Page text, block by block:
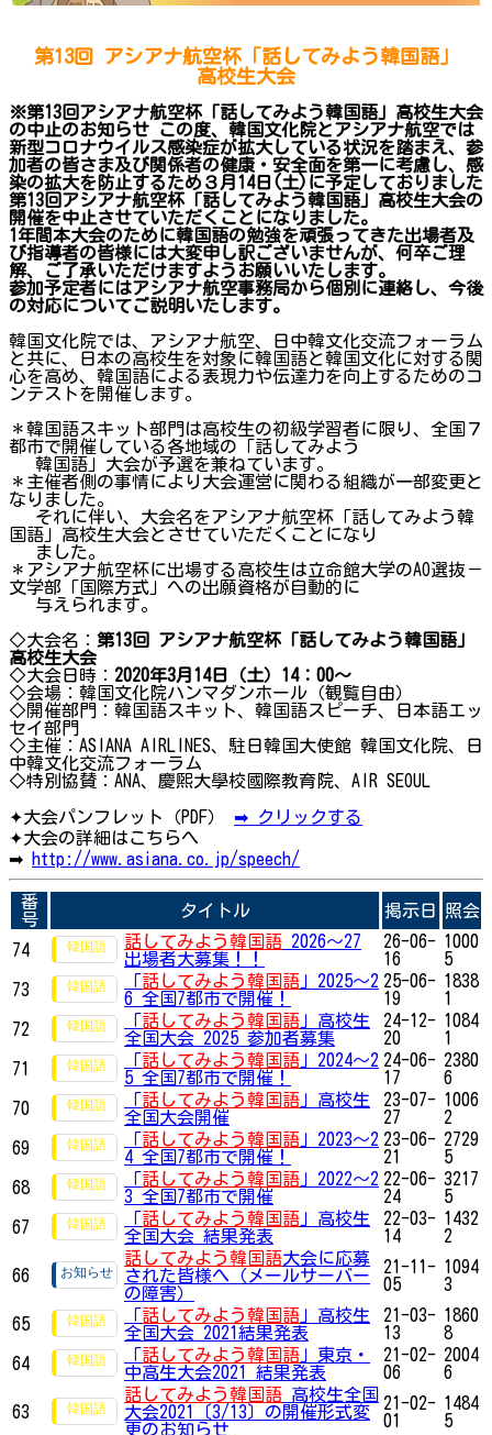
第13回 アシアナ航空杯「話してみよう韓国語」
高校生大会
※第13回アシアナ航空杯「話してみよう韓国語」高校生大会
の中止のお知らせ この度、韓国文化院とアシアナ航空では
新型コロナウイルス感染症が拡大している状況を踏まえ、参
加者の皆さま及び関係者の健康・安全面を第一に考慮し、感
染の拡大を防止するため３月14日(土)に予定しておりました
第13回アシアナ航空杯「話してみよう韓国語」高校生大会の
開催を中止させていただくことになりました。
1年間本大会のために韓国語の勉強を頑張ってきた出場者及
び指導者の皆様には大変申し訳ございませんが、何卒ご理
解、ご了承いただけますようお願いいたします。
参加予定者にはアシアナ航空事務局から個別に連絡し、今後
の対応についてご説明いたします。
韓国文化院では、アシアナ航空、日中韓文化交流フォーラム
と共に、日本の高校生を対象に韓国語と韓国文化に対する関
心を高め、韓国語による表現力や伝達力を向上するためのコ
ンテストを開催します。
＊韓国語スキット部門は高校生の初級学習者に限り、全国７
都市で開催している各地域の「話してみよう
韓国語」大会が予選を兼ねています。
＊主催者側の事情により大会運営に関わる組織が一部変更と
なりました。
それに伴い、大会名をアシアナ航空杯「話してみよう韓
国語」高校生大会とさせていただくことになり
ました。
＊アシアナ航空杯に出場する高校生は立命館大学のAO選抜－
文学部「国際方式」への出願資格が自動的に
与えられます。
◇大会名： 第13回 アシアナ航空杯「話してみよう韓国語」
高校生大会
◇大会日時： 2020年3月14日（土）14：00～
◇会場：韓国文化院ハンマダンホール（観覧自由）
◇開催部門：韓国語スキット、韓国語スピーチ、日本語エッ
セイ部門
◇主催：ASIANA AIRLINES、駐日韓国大使館 韓国文化院、日
中韓文化交流フォーラム
◇特別協賛：ANA、慶煕大學校國際教育院、AIR SEOUL
✦大会パンフレット（PDF） ➡ クリックする
✦大会の詳細はこちらへ
➡
http://www.asiana.co.jp/speech/
番
号
タイトル 掲示日 照会
74 話してみよう韓国語 2026～27
出場者大募集！！
26-06-
16
1000
5
73
「話してみよう韓国語 」2025～2
6 全国7都市で開催！
25-06-
19
1838
1
72
「話してみよう韓国語 」高校生
全国大会 2025 参加者募集
24-12-
20
1084
1
71
「話してみよう韓国語 」2024～2
5 全国7都市で開催！
24-06-
17
2380
6
70
「話してみよう韓国語 」高校生
全国大会開催
23-07-
27
1006
2
69
「話してみよう韓国語 」2023～2
4 全国7都市で開催！
23-06-
21
2729
5
68
「話してみよう韓国語 」2022～2
3 全国7都市で開催
22-06-
24
3217
5
67
「話してみよう韓国語 」高校生
全国大会 結果発表
22-03-
14
1432
2
66
話してみよう韓国語大会に応募
された皆様へ（メールサーバー
の障害）
21-11-
05
1094
3
65 「話してみよう韓国語 」高校生
全国大会 2021結果発表
21-03-
13
1860
8
64
「話してみよう韓国語 」東京・
中高生大会2021 結果発表
21-02-
06
2004
6
63
話してみよう韓国語 高校生全国
大会2021〔3/13〕の開催形式変
更のお知らせ
21-02-
01
1484
5